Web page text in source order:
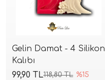
Gelin Damat - 4 Silikon
Kalıbı
118,80 TL %15
99,90 TL